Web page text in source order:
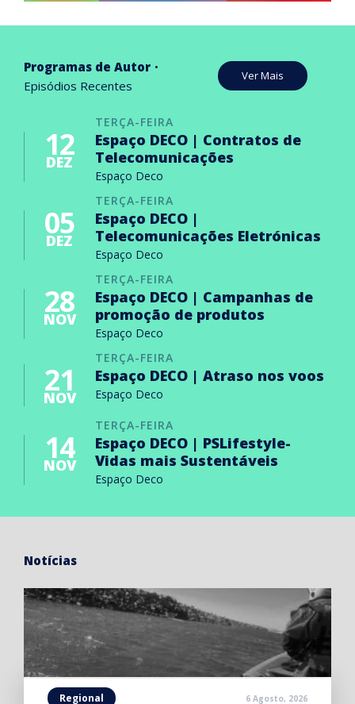
Programas de Autor
Episódios Recentes
Ver Mais
TERÇA-FEIRA
12
DEZ
Espaço DECO | Contratos de
Telecomunicações
Espaço Deco
TERÇA-FEIRA
05
DEZ
Espaço DECO |
Telecomunicações Eletrónicas
Espaço Deco
TERÇA-FEIRA
28
NOV
Espaço DECO | Campanhas de
promoção de produtos
Espaço Deco
TERÇA-FEIRA
21
NOV
Espaço DECO | Atraso nos voos
Espaço Deco
TERÇA-FEIRA
14
NOV
Espaço DECO | PSLifestyle-
Vidas mais Sustentáveis
Espaço Deco
Notícias
Regional 6 Agosto, 2026